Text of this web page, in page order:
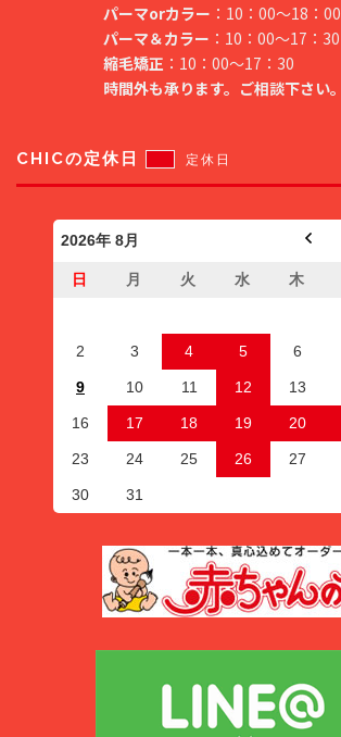
パーマorカラー ：10：00～18：00
パーマ＆カラー ：10：00～17：30
縮毛矯正 ：10：00～17：30
時間外も承ります。ご相談下さい。
CHICの定休日 定休日
2026年 8月
日 月 火 水 木
2 3 4 5 6
9 10 11 12 13
16 17 18 19 20
23 24 25 26 27
30 31